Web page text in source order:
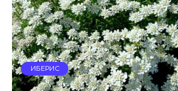
ИБЕРИС